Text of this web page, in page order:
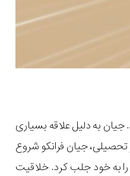
در سال ۱۹۴۴ ایتالیا به دنیا آمد. جیان به دلیل علاقه بسیاری
جیان فرانکو شروع
را به خود جلب کرد. خلاقیت